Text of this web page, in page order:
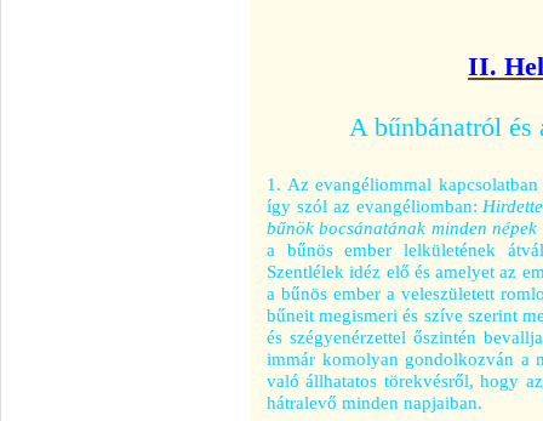
II.
A bűnbánatról és
1. Az evangéliommal
így szól az evangéliomban:
bűnök bocsánatának minden népek
a bűnös ember lelkületének
Szentlélek idéz elő és amelyet az
a bűnös ember a veleszületett
bűneit megismeri és szíve szerint
és szégyenérzettel őszintén
immár komolyan gondolkozván a
való állhatatos törekvésről, hogy
hátralevő minden napjaiban.